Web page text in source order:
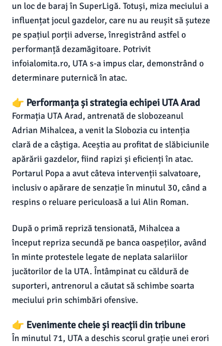
un loc de baraj în SuperLigă. Totuși, miza meciului a
influențat jocul gazdelor, care nu au reușit să șuteze
pe spațiul porții adverse, înregistrând astfel o
performanță dezamăgitoare. Potrivit
infoialomita.ro, UTA s-a impus clar, demonstrând o
determinare puternică în atac.
👉 Performanța și strategia echipei UTA Arad
Formația UTA Arad, antrenată de slobozeanul
Adrian Mihalcea, a venit la Slobozia cu intenția
clară de a câștiga. Aceștia au profitat de slăbiciunile
apărării gazdelor, fiind rapizi și eficienți în atac.
Portarul Popa a avut câteva intervenții salvatoare,
inclusiv o apărare de senzație în minutul 30, când a
respins o reluare periculoasă a lui Alin Roman.
După o primă repriză tensionată, Mihalcea a
început repriza secundă pe banca oaspeților, având
în minte protestele legate de neplata salariilor
jucătorilor de la UTA. Întâmpinat cu căldură de
suporteri, antrenorul a căutat să schimbe soarta
meciului prin schimbări ofensive.
👉 Evenimente cheie și reacții din tribune
În minutul 71, UTA a deschis scorul grație unei erori